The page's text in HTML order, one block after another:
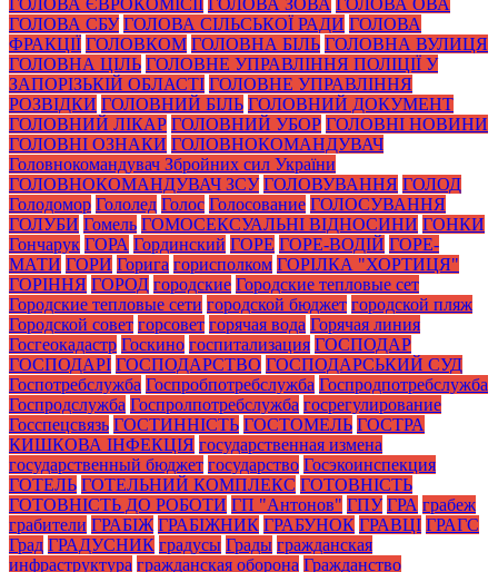
ГОЛОВА СБУ ГОЛОВА СІЛЬСЬКОЇ РАДИ ГОЛОВА
ФРАКЦІЇ ГОЛОВКОМ ГОЛОВНА БІЛЬ ГОЛОВНА ВУЛИЦЯ
ГОЛОВНА ЦІЛЬ ГОЛОВНЕ УПРАВЛІННЯ ПОЛІЦІЇ У
ЗАПОРІЗЬКІЙ ОБЛАСТІ ГОЛОВНЕ УПРАВЛІННЯ
РОЗВІДКИ ГОЛОВНИЙ БІЛЬ ГОЛОВНИЙ ДОКУМЕНТ
ГОЛОВНИЙ ЛІКАР ГОЛОВНИЙ УБОР ГОЛОВНІ НОВИНИ
ГОЛОВНІ ОЗНАКИ ГОЛОВНОКОМАНДУВАЧ
Головнокомандувач Збройних сил України
ГОЛОВНОКОМАНДУВАЧ ЗСУ ГОЛОВУВАННЯ ГОЛОД
Голодомор Гололед Голос Голосование ГОЛОСУВАННЯ
ГОЛУБИ Гомель ГОМОСЕКСУАЛЬНІ ВІДНОСИНИ ГОНКИ
Гончарук ГОРА Гординский ГОРЕ ГОРЕ-ВОДІЙ ГОРЕ-
МАТИ ГОРИ Горига горисполком ГОРІЛКА "ХОРТИЦЯ"
ГОРІННЯ ГОРОД городские Городские тепловые сет
Городские тепловые сети городской бюджет городской пляж
Городской совет горсовет горячая вода Горячая линия
Госгеокадастр Госкино госпитализация ГОСПОДАР
ГОСПОДАРІ ГОСПОДАРСТВО ГОСПОДАРСЬКИЙ СУД
Госпотребслужба Госпробпотребслужба Госпродпотребслужба
Госпродслужба Госпролпотребслужба госрегулирование
Госспецсвязь ГОСТИННІСТЬ ГОСТОМЕЛЬ ГОСТРА
КИШКОВА ІНФЕКЦІЯ государственная измена
государственный бюджет государство Госэкоинспекция
ГОТЕЛЬ ГОТЕЛЬНИЙ КОМПЛЕКС ГОТОВНІСТЬ
ГОТОВНІСТЬ ДО РОБОТИ ГП "Антонов" ГПУ ГРА грабеж
грабители ГРАБІЖ ГРАБІЖНИК ГРАБУНОК ГРАВЦІ ГРАГС
Град ГРАДУСНИК градусы Грады гражданская
инфраструктура гражданская оборона Гражданство